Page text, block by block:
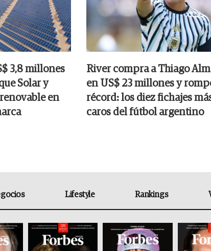
3,8 millones
Solar y
en
River compra a Thiago
en US$ 23 millones y
récord: los diez fichajes
caros del fútbol argentino
Lifestyle Rankings